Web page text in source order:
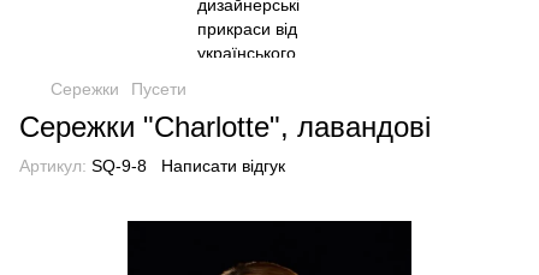
Сережки Пусети
Сережки "Charlotte", лавандові
Артикул: SQ-9-8 Написати відгук